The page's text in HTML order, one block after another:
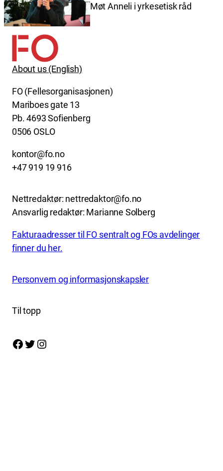
Møt Anneli i yrkesetisk råd
About us (English)
FO (Fellesorganisasjonen)
Mariboes gate 13
Pb. 4693 Sofienberg
0506 OSLO
kontor@fo.no
+47 919 19 916
Nettredaktør: nettredaktor@fo.no
Ansvarlig redaktør: Marianne Solberg
Fakturaadresser til FO sentralt og FOs avdelinger
finner du her.
Personvern og informasjonskapsler
Til topp
Facebook Twitter Instagram